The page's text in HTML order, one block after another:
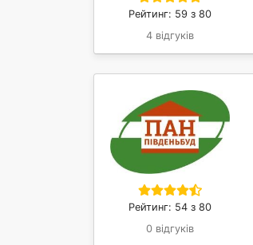
Рейтинг: 59 з 80
4 відгуків
Рейтинг: 54 з 80
0 відгуків